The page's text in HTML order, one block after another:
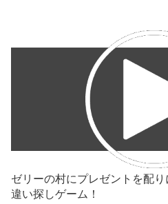
ゼリーの村にプレゼントを配
違い探しゲーム！